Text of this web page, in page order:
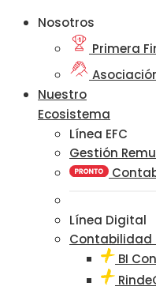
Nosotros
Primera
Nuestro
Ecosistema
Línea EFC
Gestión
Línea Digital
Contabilidad
BI